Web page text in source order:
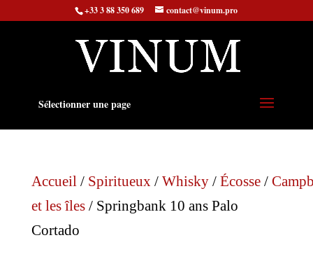
+33 3 88 350 689 contact@vinum.pro
Sélectionner une page
Accueil/ Spiritueux/ Whisky/ Écosse/
et les îles/ Springbank 10 ans Palo
Cortado